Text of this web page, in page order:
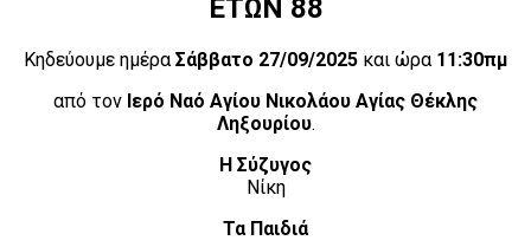
ΕΤΩΝ 88
Κηδεύουμε ημέρα Σάββατο 27/09/2025και ώρα 11:30πμ
από τον Ιερό Ναό Αγίου Νικολάου Αγίας Θέκλης
Ληξουρίου.
Η Σύζυγος
Νίκη
Τα Παιδιά